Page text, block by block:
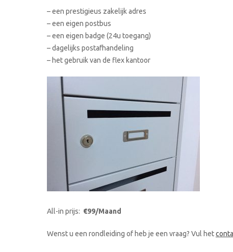
– een prestigieus zakelijk adres
– een eigen postbus
– een eigen badge (24u toegang)
– dagelijks postafhandeling
– het gebruik van de flex kantoor
All-in prijs: €99/Maand
Wenst u een rondleiding of heb je een vraag? Vul het